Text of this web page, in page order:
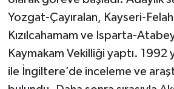
Yozgat-Çayıralan, Kayseri-
Kızılcahamam ve Isparta-
Kaymakam Vekilliği yaptı. 1992
ile İngiltere’de inceleme ve